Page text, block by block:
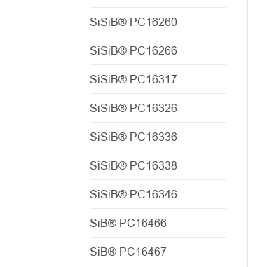
SiSiB® PC16260
SiSiB® PC16266
SiSiB® PC16317
SiSiB® PC16326
SiSiB® PC16336
SiSiB® PC16338
SiSiB® PC16346
SiB® PC16466
SiB® PC16467